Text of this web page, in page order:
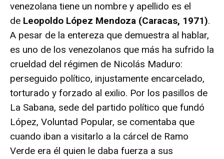
venezolana tiene un nombre y apellido es el
de Leopoldo López Mendoza (Caracas, 1971).
A pesar de la entereza que demuestra al hablar,
es uno de los venezolanos que más ha sufrido la
crueldad del régimen de Nicolás Maduro:
perseguido político, injustamente encarcelado,
torturado y forzado al exilio. Por los pasillos de
La Sabana, sede del partido político que fundó
López, Voluntad Popular, se comentaba que
cuando iban a visitarlo a la cárcel de Ramo
Verde era él quien le daba fuerza a sus